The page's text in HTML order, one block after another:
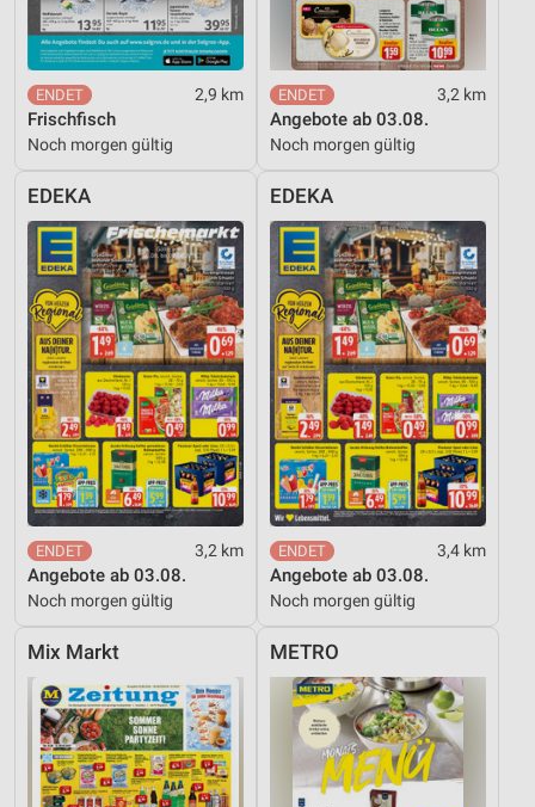
2,9 km
Frischfisch
Noch morgen gültig
3,2 km
Angebote ab 03.08.
Noch morgen gültig
EDEKA
3,2 km
Angebote ab 03.08.
Noch morgen gültig
EDEKA
3,4 km
Angebote ab 03.08.
Noch morgen gültig
Mix Markt METRO
Nicht-IAB-Verarbeitungszwecke:
Notwendig
Performance